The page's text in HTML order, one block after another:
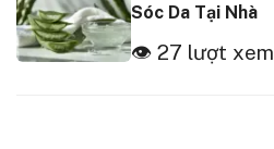
Sóc Da Tại Nhà
👁 27 lượt xem